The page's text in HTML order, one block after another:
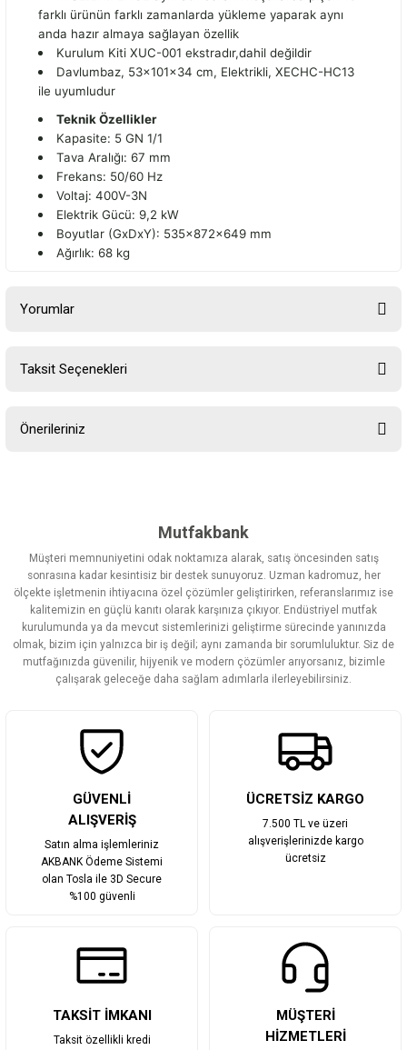
farklı ürünün farklı zamanlarda yükleme yaparak aynı
anda hazır almaya sağlayan özellik
Kurulum Kiti XUC-001 ekstradır,dahil değildir
Davlumbaz, 53x101x34 cm, Elektrikli, XECHC-HC13
ile uyumludur
Teknik Özellikler
Kapasite: 5 GN 1/1
Tava Aralığı: 67 mm
Frekans: 50/60 Hz
Voltaj: 400V-3N
Elektrik Gücü: 9,2 kW
Boyutlar (GxDxY): 535x872x649 mm
Ağırlık: 68 kg
Yorumlar
Taksit Seçenekleri
Önerileriniz
Görüş ve önerileriniz için teşekkür ederiz.
Ürün resmi kalitesiz, bozuk veya görüntülenemiyor.
Ürün açıklamasında eksik bilgiler bulunuyor.
Ürün bilgilerinde hatalar bulunuyor.
Ürün fiyatı diğer sitelerden daha pahalı.
Bu ürüne benzer farklı alternatifler olmalı.
Mutfakbank
Müşteri memnuniyetini odak noktamıza alarak, satış öncesinden satış
sonrasına kadar kesintisiz bir destek sunuyoruz. Uzman kadromuz, her
ölçekte işletmenin ihtiyacına özel çözümler geliştirirken, referanslarımız ise
kalitemizin en güçlü kanıtı olarak karşınıza çıkıyor. Endüstriyel mutfak
kurulumunda ya da mevcut sistemlerinizi geliştirme sürecinde yanınızda
olmak, bizim için yalnızca bir iş değil; aynı zamanda bir sorumluluktur. Siz de
mutfağınızda güvenilir, hijyenik ve modern çözümler arıyorsanız, bizimle
çalışarak geleceğe daha sağlam adımlarla ilerleyebilirsiniz.
GÜVENLİ
ALIŞVERİŞ
Satın alma işlemleriniz
AKBANK Ödeme Sistemi
olan Tosla ile 3D Secure
%100 güvenli
ÜCRETSİZ KARGO
7.500 TL ve üzeri
alışverişlerinizde kargo
ücretsiz
TAKSİT İMKANI
Taksit özellikli kredi
MÜŞTERİ
HİZMETLERİ